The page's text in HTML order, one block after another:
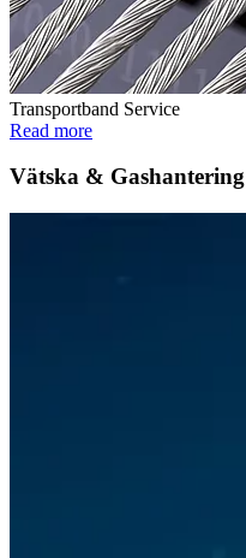
Transportband Service
Read more
Vätska & Gashantering